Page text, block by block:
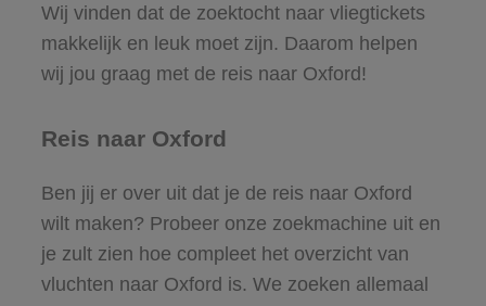
Wij vinden dat de zoektocht naar vliegtickets
makkelijk en leuk moet zijn. Daarom helpen
wij jou graag met de reis naar Oxford!
Reis naar Oxford
Ben jij er over uit dat je de reis naar Oxford
wilt maken? Probeer onze zoekmachine uit en
je zult zien hoe compleet het overzicht van
vluchten naar Oxford is. We zoeken allemaal